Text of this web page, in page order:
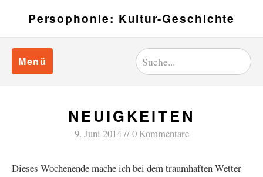
Persophonie: Kultur-Geschichte
Menü
NEUIGKEITEN
9. Juni 2014 0 Kommentare
Dieses Wochenende mache ich bei dem traumhaften Wetter